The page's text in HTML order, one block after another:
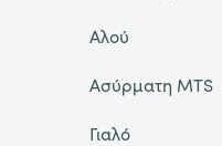
Αλού
Ασύρματη MTS
Γιαλό